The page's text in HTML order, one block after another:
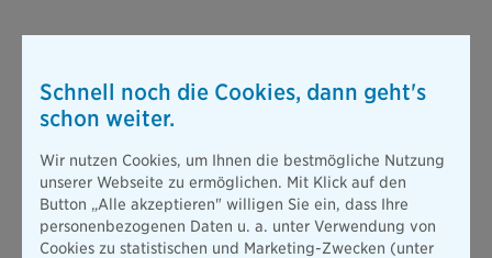
Schnell noch die Cookies, dann geht's
schon weiter.
Wir nutzen Cookies, um Ihnen die bestmögliche Nutzung
unserer Webseite zu ermöglichen. Mit Klick auf den
Button „Alle akzeptieren" willigen Sie ein, dass Ihre
personenbezogenen Daten u. a. unter Verwendung von
Cookies zu statistischen und Marketing-Zwecken (unter